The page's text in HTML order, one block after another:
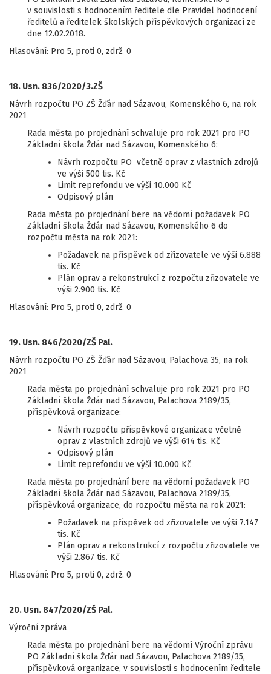
v souvislosti s hodnocením ředitele dle Pravidel hodnocení
ředitelů a ředitelek školských příspěvkových organizací ze
dne 12.02.2018.
Hlasování: Pro 5, proti 0, zdrž. 0
18. Usn. 836/2020/3.ZŠ
Návrh rozpočtu PO ZŠ Žďár nad Sázavou, Komenského 6, na rok
2021
Rada města po projednání schvaluje pro rok 2021 pro PO
Základní škola Žďár nad Sázavou, Komenského 6:
Návrh rozpočtu PO včetně oprav z vlastních zdrojů
ve výši 500 tis. Kč
Limit reprefondu ve výši 10.000 Kč
Odpisový plán
Rada města po projednání bere na vědomí požadavek PO
Základní škola Žďár nad Sázavou, Komenského 6 do
rozpočtu města na rok 2021:
Požadavek na příspěvek od zřizovatele ve výši 6.888
tis. Kč
Plán oprav a rekonstrukcí z rozpočtu zřizovatele ve
výši 2.900 tis. Kč
Hlasování: Pro 5, proti 0, zdrž. 0
19. Usn. 846/2020/ZŠ Pal.
Návrh rozpočtu PO ZŠ Žďár nad Sázavou, Palachova 35, na rok
2021
Rada města po projednání schvaluje pro rok 2021 pro PO
Základní škola Žďár nad Sázavou, Palachova 2189/35,
příspěvková organizace:
Návrh rozpočtu příspěvkové organizace včetně
oprav z vlastních zdrojů ve výši 614 tis. Kč
Odpisový plán
Limit reprefondu ve výši 10.000 Kč
Rada města po projednání bere na vědomí požadavek PO
Základní škola Žďár nad Sázavou, Palachova 2189/35,
příspěvková organizace, do rozpočtu města na rok 2021:
Požadavek na příspěvek od zřizovatele ve výši 7.147
tis. Kč
Plán oprav a rekonstrukcí z rozpočtu zřizovatele ve
výši 2.867 tis. Kč
Hlasování: Pro 5, proti 0, zdrž. 0
20. Usn. 847/2020/ZŠ Pal.
Výroční zpráva
Rada města po projednání bere na vědomí Výroční zprávu
PO Základní škola Žďár nad Sázavou, Palachova 2189/35,
příspěvková organizace, v souvislosti s hodnocením ředitele